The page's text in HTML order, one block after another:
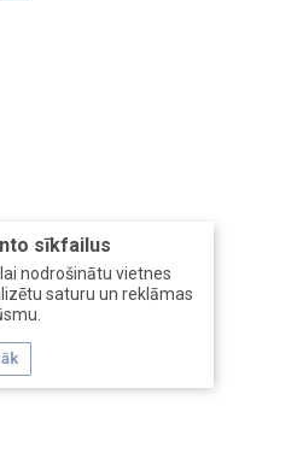
sīkfailus
nodrošinātu vietnes
saturu un reklāmas